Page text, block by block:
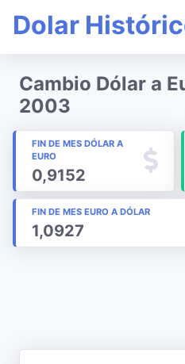
Dolar
Cambio Dólar a
2003
FIN DE MES DÓLAR A
EURO
0,9152
FIN DE MES EURO A DÓLAR
1,0927